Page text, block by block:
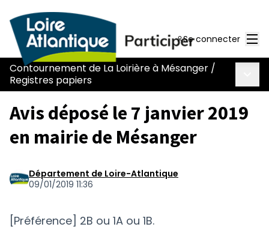
Se connecter
Contournement de La Loirière à Mésanger /
Registres papiers
Avis déposé le 7 janvier 2019
en mairie de Mésanger
Département de Loire-Atlantique
09/01/2019 11:36
[Préférence] 2B ou 1A ou 1B.